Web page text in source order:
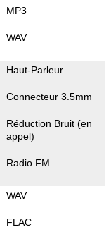
MP3
WAV
Haut-Parleur
Connecteur 3.5mm
Réduction Bruit (en
appel)
Radio FM
WAV
FLAC